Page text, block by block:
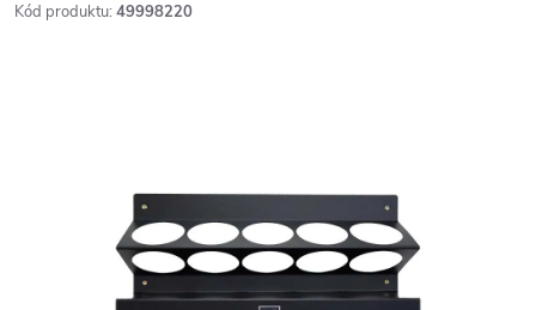
Kód produktu: 49998220